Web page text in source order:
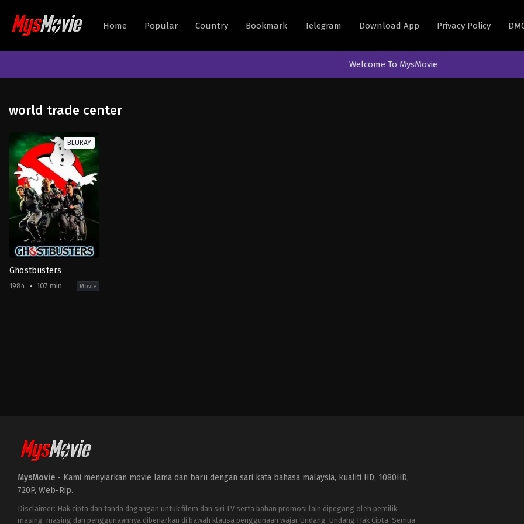
Home Popular Country Bookmark Telegram Download App Privacy Policy
Welcome To MysMovie
world trade center
BLURAY
Ghostbusters
1984 107 min Movie
MysMovie - Kami menyiarkan movie lama dan baru dengan sari kata bahasa malaysia, kualiti HD, 1080HD,
720P, Web-Rip.
Disclaimer: Hak cipta dan tanda dagangan untuk filem dan siri TV serta bahan promosi lain dipegang oleh pemilik
masing-masing dan penggunaannya dibenarkan di bawah klausa penggunaan wajar Undang-Undang Hak Cipta. Semua